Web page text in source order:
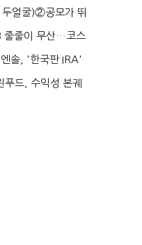
두얼굴)②공모가 뛰
줄줄이 무산…코스
솔, '한국판 IRA'
...
푸드, 수익성 본궤